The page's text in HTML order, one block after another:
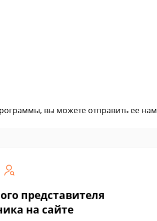
вы можете отправить ее нам
представителя
на сайте